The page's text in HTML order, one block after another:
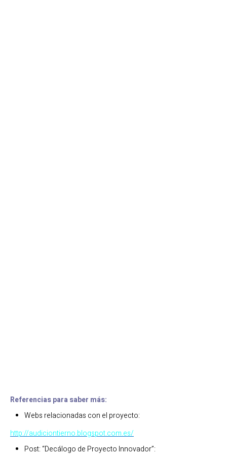
Referencias para saber más:
Webs relacionadas con el proyecto:
http://audiciontierno.blogspot.com.es/
Post: “Decálogo de Proyecto Innovador”: